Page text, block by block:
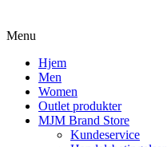
Menu
Hjem
Men
Women
Outlet produkter
MJM Brand Store
Kundeservice